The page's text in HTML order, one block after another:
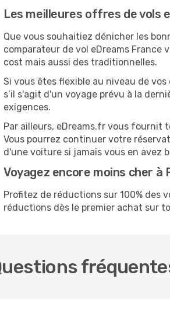
Les meilleures offres de vols
Que vous souhaitiez dénicher les
comparateur de vol eDreams France
cost mais aussi des traditionnelles.
Si vous êtes flexible au niveau de
s’il s'agit d'un voyage prévu à la
exigences.
Par ailleurs, eDreams.fr vous fournit
Vous pourrez continuer votre
d'une voiture si jamais vous en avez
Voyagez encore moins cher à
Profitez de réductions sur 100% des
réductions dès le premier achat sur